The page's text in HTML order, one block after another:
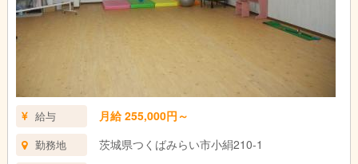
給与 月給 255,000円～
勤務地 茨城県つくばみらい市小絹210-1